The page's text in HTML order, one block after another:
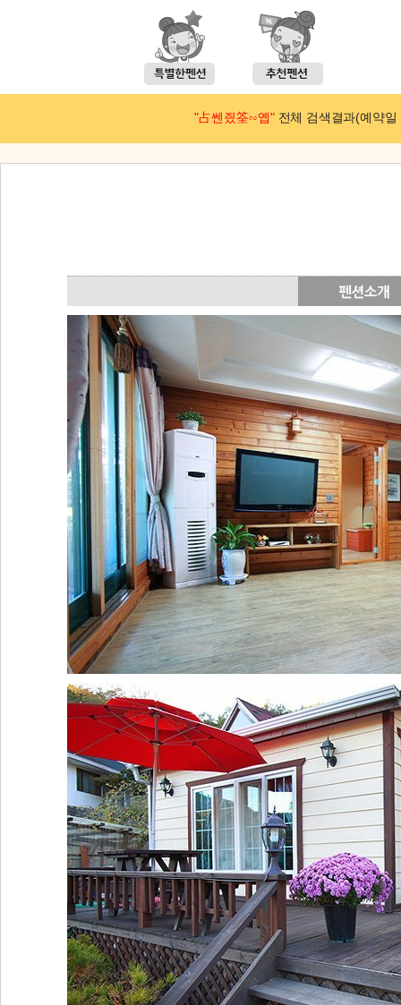
"占쎈즸筌∽옙"전체 검색결과(예약일